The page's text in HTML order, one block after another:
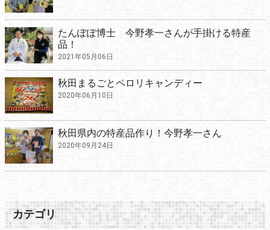
たんぽぽ博士 今野孝一さんが手掛ける特産
品！
2021年05月06日
秋田まるごとペロリキャンディー
2020年06月10日
秋田県内の特産品作り！今野孝一さん
2020年09月24日
カテゴリ